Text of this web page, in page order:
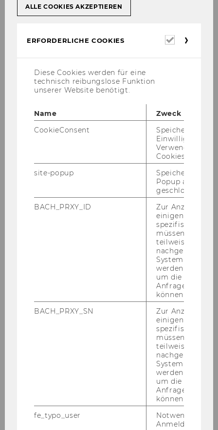
An­hän­ge
Forschung
Projekte
Virtuelle Ausstellung -
FREIWIRTSCHAFTLICHE MARKIERUNGEN
Albert Brisbanes Geldphilosophie
Charles Fourier, Pierre-Joseph Proudhon
Beginnende internationale Rezeption
ALLE COOKIES AKZEPTIEREN
ERFORDERLICHE COOKIES
Diese Cookies werden für eine
technisch reibungslose Funktion
unserer Website benötigt.
Name
Zweck
CookieConsent
Speichert Ihre
Einwilligung zur
Verwendung von
Cookies.
site-popup
Speichert ob ein
Popup
geschlossen
BACH_PRXY_ID
Zur Anzeige von
einigen WU-
spezifischen
müssen
teilweise von
nachgelagerten
System
werden.
um die Antwort
Anfrage
können.
BACH_PRXY_SN
Zur Anzeige von
einigen WU-
spezifischen
müssen
teilweise von
nachgelagerten
System
werden.
um die Antwort
Anfrage
können.
fe_typo_user
Notwendig für
Anmeldung und